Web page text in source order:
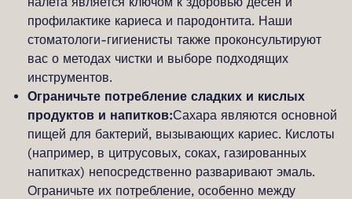
профилактике кариеса и пародонтита. Наши
стоматологи-гигиенисты также проконсультируют
вас о методах чистки и выборе подходящих
инструментов.
Ограничьте потребление сладких и кислых
продуктов и напитков:Сахара являются основной
пищей для бактерий, вызывающих кариес. Кислоты
(например, в цитрусовых, соках, газированных
напитках) непосредственно разваривают эмаль.
Ограничьте их потребление, особенно между